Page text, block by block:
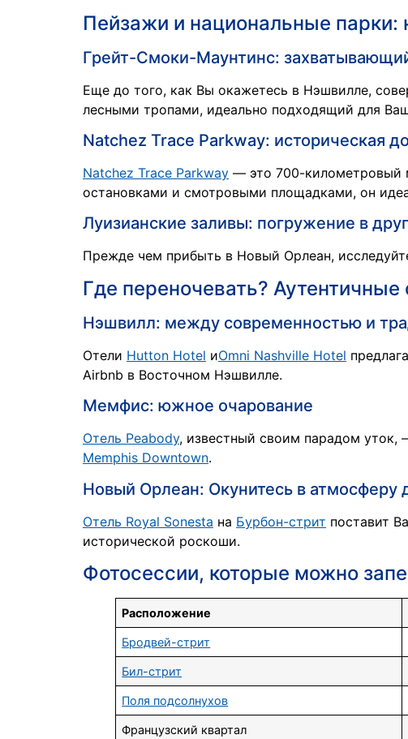
Пейзажи и национальные
Грейт-Смоки-Маунтинс:
Еще до того, как Вы окажетесь в Нэшвилле,
лесными тропами, идеально подходящий для
Natchez Trace Parkway: историческая
Natchez Trace Parkway — это 700-километровый
остановками и смотровыми площадками, он
Луизианские заливы: погружение в
Прежде чем прибыть в Новый Орлеан,
Где переночевать? Аутентичные
Нэшвилл: между современностью и
Отели Hutton Hotel иOmni Nashville Hotel
Airbnb в Восточном Нэшвилле.
Мемфис: южное очарование
Отель Peabody, известный своим парадом уток,
Memphis Downtown.
Новый Орлеан: Окунитесь в атмосферу
Отель Royal Sonesta на Бурбон-стрит поставит
исторической роскоши.
Фотосессии, которые можно
Расположение
Бродвей-стрит
Бил-стрит
Поля подсолнухов
Французский квартал